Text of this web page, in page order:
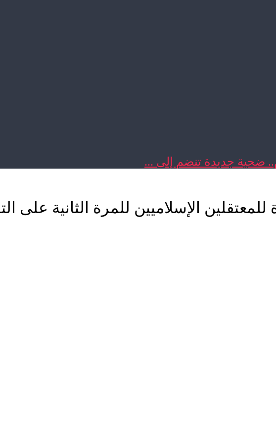
ضحية جديدة تنضم إلى ...
الإسلاميين للمرة الثانية على